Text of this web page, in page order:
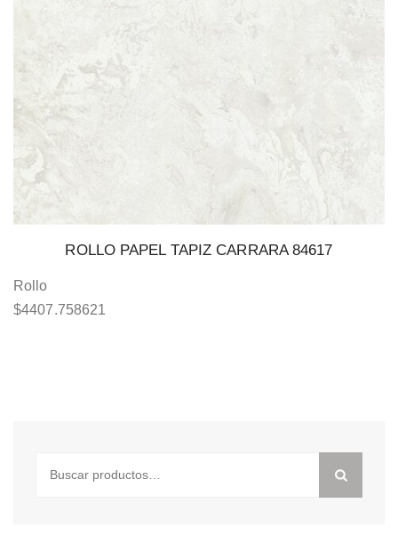
ROLLO PAPEL TAPIZ CARRARA 84617
Rollo
$4407.758621